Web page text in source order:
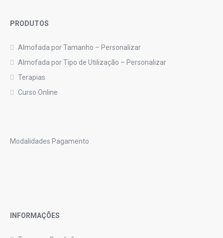
PRODUTOS
Almofada por Tamanho – Personalizar
Almofada por Tipo de Utilização – Personalizar
Terapias
Curso Online
Modalidades Pagamento
INFORMAÇÕES